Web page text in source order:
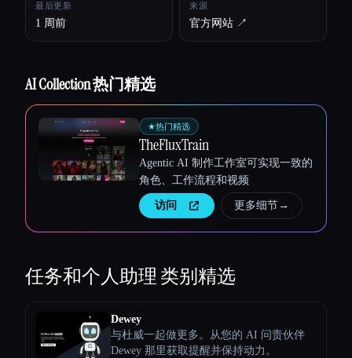
最后更新
1 周前
来源
官方网站 ↗︎
AI Collection 热门精选
★热门精选
TheFluxTrain
Agentic AI 制作工作室可实现一致的
角色、工作流程和视频
访问 更多细节→
任务和个人助理 类别精选
Dewey
与杜威一起做更多。从您的 AI 问责伙伴
Dewey 那里获取提醒并保持动力。